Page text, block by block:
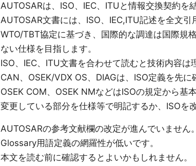
AUTOSARは、ISO、IEC、ITUと情報交換契約を
AUTOSAR文書には、ISO、IEC,ITU記述を全文引
WTO/TBT協定に基づき、国際的な調達は国際規
ない仕様を目指します。
ISO、IEC、ITU文書を合わせて読むと技術内容
CAN、OSEK/VDX OS、DIAGは、ISO定義を先
OSEK COM、OSEK NMなどはISOの規定から基
変更している部分を仕様等で明記するか、ISO
AUTOSARの参考文献欄の改定が進んでいませ
Glossary用語定義の網羅性が低いです。
本文を読む前に確認するとよいかもしれません。